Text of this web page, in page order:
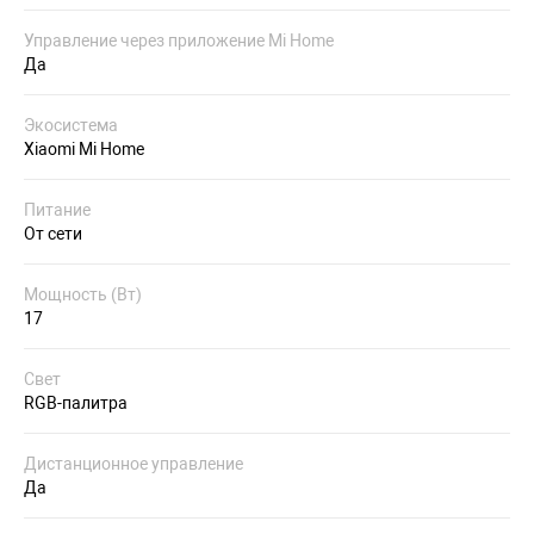
Управление через приложение Mi Home
Да
Экосистема
Xiaomi Mi Home
Питание
От сети
Мощность (Вт)
17
Свет
RGB-палитра
Дистанционное управление
Да